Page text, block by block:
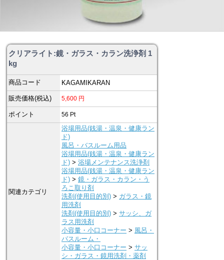
クリアライト:鏡・ガラス・カラン洗浄剤 1
kg
商品コード KAGAMIKARAN
販売価格(税込) 5,600 円
ポイント 56 Pt
関連カテゴリ
浴場用品(銭湯・温泉・健康ラン
ド)
風呂・バスルーム用品
浴場用品(銭湯・温泉・健康ラン
ド) >浴場メンテナンス洗浄剤
浴場用品(銭湯・温泉・健康ラン
ド) >鏡・ガラス・カラン・う
ろこ取り剤
洗剤(使用目的別) > ガラス・鏡
用洗剤
洗剤(使用目的別) >サッシ、ガ
ラス用洗剤
小容量・小口コーナー > 風呂・
バスルーム・
小容量・小口コーナー >サッ
シ・ガラス・鏡用洗剤・薬剤